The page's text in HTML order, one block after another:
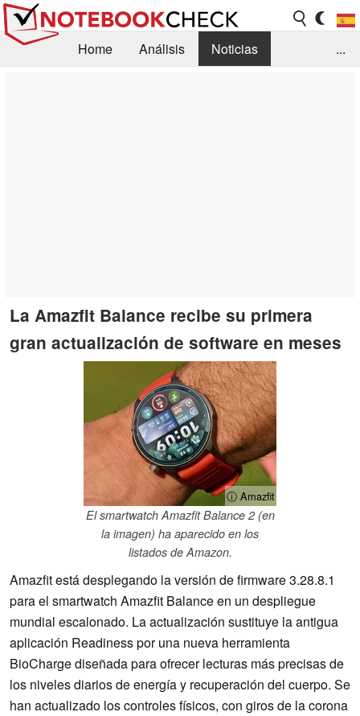
Home Análisis
Noticias
...
La Amazfit Balance recibe su primera
gran actualización de software en meses
ⓘ Amazfit
El smartwatch Amazfit Balance 2 (en
la imagen) ha aparecido en los
listados de Amazon.
Amazfit está desplegando la versión de firmware 3.28.8.1
para el smartwatch Amazfit Balance en un despliegue
mundial escalonado. La actualización sustituye la antigua
aplicación Readiness por una nueva herramienta
BioCharge diseñada para ofrecer lecturas más precisas de
los niveles diarios de energía y recuperación del cuerpo. Se
han actualizado los controles físicos, con giros de la corona